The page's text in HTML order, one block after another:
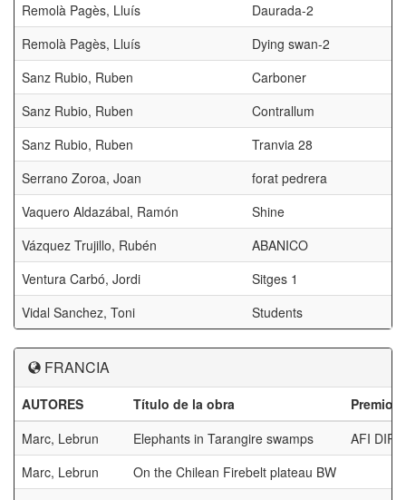
Remolà Pagès, Lluís
Daurada-2
Remolà Pagès, Lluís
Dying swan-2
Sanz Rubio, Ruben
Carboner
Sanz Rubio, Ruben
Contrallum
Sanz Rubio, Ruben
Tranvia 28
Serrano Zoroa, Joan
forat pedrera
Vaquero Aldazábal, Ramón
Shine
Vázquez Trujillo, Rubén
ABANICO
Ventura Carbó, Jordi
Sitges 1
Vidal Sanchez, Toni
Students
FRANCIA
AUTORES Título de la obra
Premios
Marc, Lebrun
Elephants in Tarangire swamps
AFI
Marc, Lebrun
On the Chilean Firebelt plateau BW